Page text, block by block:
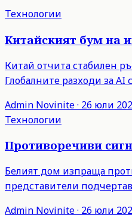
Технологии
Китайският бум на
Китай отчита стабилен
Глобалните разходи за AI
Admin Novinite· 26 юли
Технологии
Противоречиви
Белият дом изпраща
представители
Admin Novinite· 26 юли